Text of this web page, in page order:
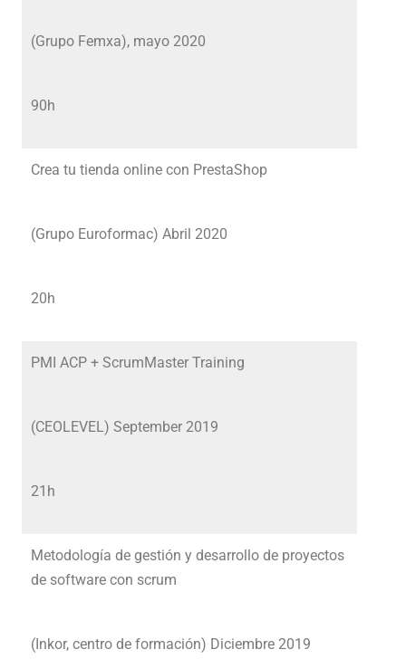
(Grupo Femxa), mayo 2020
90h
Crea tu tienda online con PrestaShop
(Grupo Euroformac) Abril 2020
20h
PMI ACP + ScrumMaster Training
(CEOLEVEL) September 2019
21h
Metodología de gestión y desarrollo de proyectos
de software con scrum
(Inkor, centro de formación) Diciembre 2019